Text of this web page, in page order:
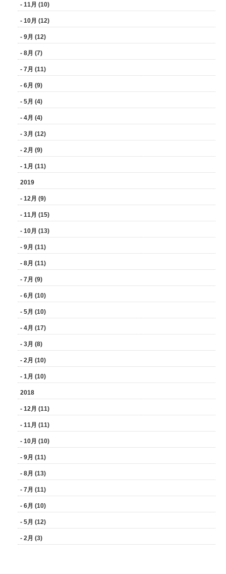
- 11月 (10)
- 10月 (12)
- 9月 (12)
- 8月 (7)
- 7月 (11)
- 6月 (9)
- 5月 (4)
- 4月 (4)
- 3月 (12)
- 2月 (9)
- 1月 (11)
2019
- 12月 (9)
- 11月 (15)
- 10月 (13)
- 9月 (11)
- 8月 (11)
- 7月 (9)
- 6月 (10)
- 5月 (10)
- 4月 (17)
- 3月 (8)
- 2月 (10)
- 1月 (10)
2018
- 12月 (11)
- 11月 (11)
- 10月 (10)
- 9月 (11)
- 8月 (13)
- 7月 (11)
- 6月 (10)
- 5月 (12)
- 2月 (3)